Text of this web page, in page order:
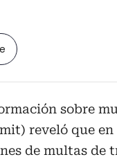
sobre
reveló que en
de multas de